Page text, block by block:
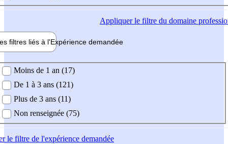
Appliquerle filtre du domaine
filtres liés à l'Expérience demandée
demandée
Moins de 1 an (17)
De 1 à 3 ans (121)
Plus de 3 ans (11)
Non renseignée (75)
le filtre de l'expérience demandée